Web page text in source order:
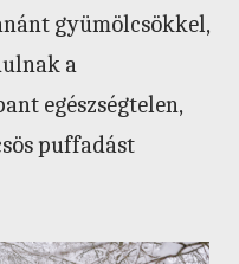
gyümölcsökkel,
a
egészségtelen,
puffadást